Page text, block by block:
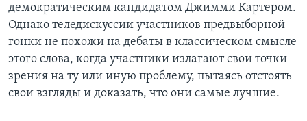
демократическим кандидатом Джимми Картером.
Однако теледискуссии участников предвыборной
гонки не похожи на дебаты в классическом смысле
этого слова, когда участники излагают свои точки
зрения на ту или иную проблему, пытаясь отстоять
свои взгляды и доказать, что они самые лучшие.